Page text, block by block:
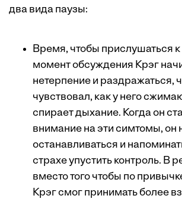
два вида паузы:
Время, чтобы прислушаться к
момент обсуждения Крэг
нетерпение и раздражаться,
чувствовал, как у него
спирает дыхание. Когда он
внимание на эти симтомы, он
останавливаться и
страхе упустить контроль. В
вместо того чтобы по
Крэг смог принимать более